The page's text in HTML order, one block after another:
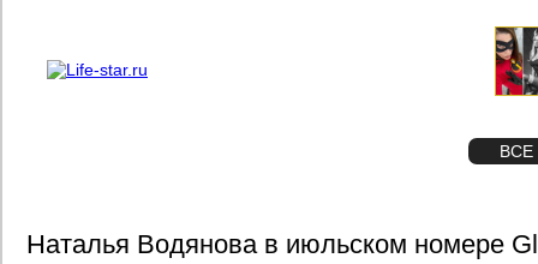
ВСЕ
Наталья Водянова в июльском номере